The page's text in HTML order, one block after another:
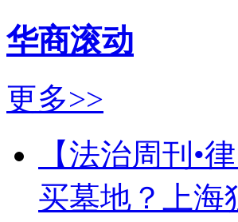
华商滚动
更多>>
【法治周刊•
买墓地？上海